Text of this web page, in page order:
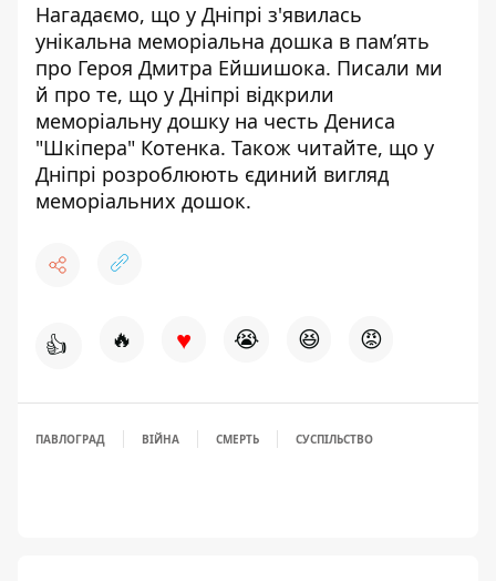
Нагадаємо, що у Дніпрі з'явилась
унікальна меморіальна дошка в пам’ять
про Героя Дмитра Ейшишока. Писали ми
й про те, що у Дніпрі відкрили
меморіальну дошку на честь Дениса
"Шкіпера" Котенка. Також читайте, що у
Дніпрі розроблюють єдиний вигляд
меморіальних дошок.
👍 🔥 ♥ 😭 😆 😡
ПАВЛОГРАД ВІЙНА СМЕРТЬ СУСПІЛЬСТВО